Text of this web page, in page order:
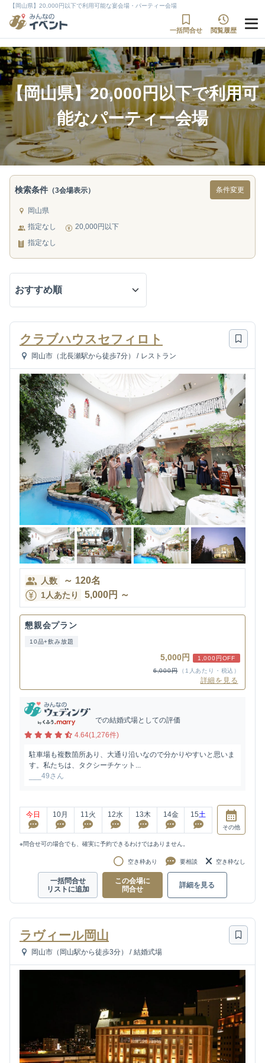
【岡山県】20,000円以下で利用可能な宴会場・パーティー会場
一括問合せ 閲覧履歴
【岡山県】20,000円以下で利用可
能なパーティー会場
検索条件 （3会場表示） 条件変更
岡山県
指定なし
20,000円以下
指定なし
クラブハウスセフィロト
岡山市（北長瀬駅から徒歩7分） / レストラン
人数 ～ 120名
1人あたり 5,000円 ～
懇親会プラン
10品+飲み放題
5,000円
1,000円OFF
6,000円
（1人あたり・税込）
詳細を見る
での結婚式場としての評価
4.64(1,276件)
駐車場も複数箇所あり、大通り沿いなので分かりやすいと思いま
す。私たちは、タクシーチケット...
___49さん
今日 10月 11 火 12水 13木 14金 15土
その他
※問合せ可の場合でも、確実に予約できるわけではありません。
空き枠あり 要相談 空き枠なし
一括問合せ
リストに追加
この会場に
問合せ
詳細を見る
ラヴィール岡山
岡山市（岡山駅から徒歩3分） / 結婚式場